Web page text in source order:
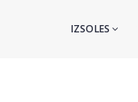
IZSOLES